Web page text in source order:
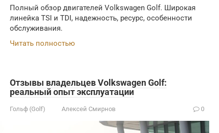
Полный обзор двигателей Volkswagen Golf. Широкая
линейка TSI и TDI, надежность, ресурс, особенности
обслуживания.
Читать полностью
Отзывы владельцев Volkswagen Golf:
реальный опыт эксплуатации
Гольф (Golf) Алексей Смирнов 0